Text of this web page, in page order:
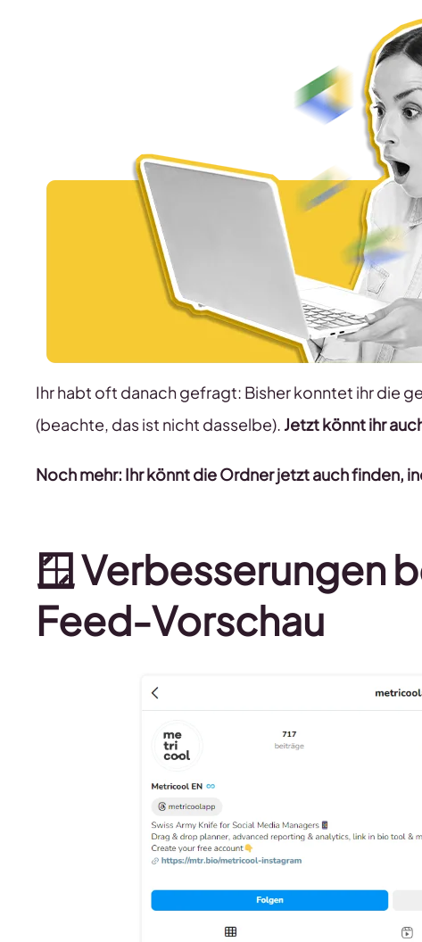
Ihr habt oft danach gefragt: Bisher konntet ihr die
(beachte, das ist nicht dasselbe). Jetzt könnt ihr
Noch mehr: Ihr könnt die Ordner jetzt auch finden,
🪟 Verbesserungen
Feed-Vorschau